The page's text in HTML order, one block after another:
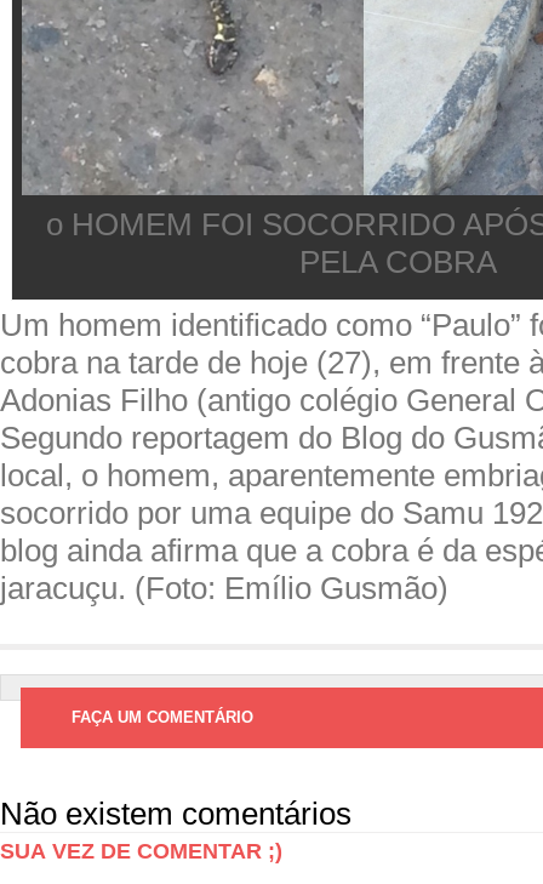
o HOMEM FOI SOCORRIDO
PELA COBRA
Um homem identificado como “Paulo”
cobra na tarde de hoje (27), em frente
Adonias Filho (antigo colégio General
Segundo reportagem do Blog do
local, o homem, aparentemente
socorrido por uma equipe do Samu
blog ainda afirma que a cobra é da
jaracuçu. (Foto: Emílio Gusmão)
FAÇA UM COMENTÁRIO
Não existem comentários
SUA VEZ DE COMENTAR ;)